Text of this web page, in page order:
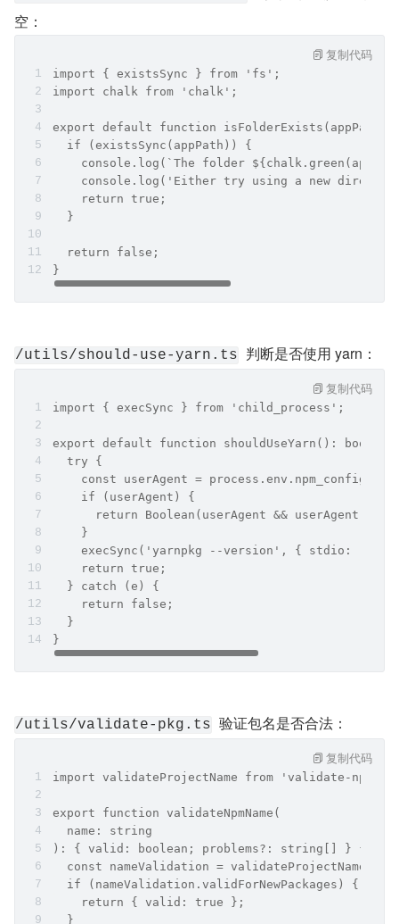
空：
import { existsSync } from 'fs';
import chalk from 'chalk';
export default function isFolderExists(appPath:
  if (existsSync(appPath)) {
console.log(`The folder
console.log('Either try using a new
    return true;
  }
  return false;
}
复制代码
/utils/should-use-yarn.ts
  判断是否使用 yarn：
import { execSync } from 'child_process';
export default function shouldUseYarn():
  try {
const userAgent =
    if (userAgent) {
return Boolean(userAgent &&
    }
execSync('yarnpkg --version', { stdio:
    return true;
  } catch (e) {
    return false;
  }
}
复制代码
/utils/validate-pkg.ts
  验证包名是否合法：
import validateProjectName from 'validate-npm-
export function validateNpmName(
  name: string
): { valid: boolean; problems?: string[] } {
const nameValidation =
  if (nameValidation.validForNewPackages) {
    return { valid: true };
  }
复制代码